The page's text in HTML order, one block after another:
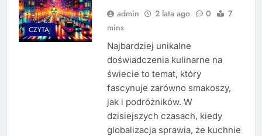
CZYTAJ
admin 2 lata ago 0
7
mins
Najbardziej unikalne
doświadczenia kulinarne na
świecie to temat, który
fascynuje zarówno smakoszy,
jak i podróżników. W
dzisiejszych czasach, kiedy
globalizacja sprawia, że kuchnie